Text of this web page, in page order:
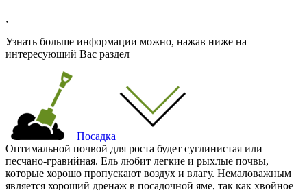
,
Узнать больше информации можно, нажав ниже на
интересующий Вас раздел
Посадка
Оптимальной почвой для роста будет суглинистая или
песчано-гравийная. Ель любит легкие и рыхлые почвы,
которые хорошо пропускают воздух и влагу. Немаловажным
является хороший дренаж в посадочной яме, так как хвойное